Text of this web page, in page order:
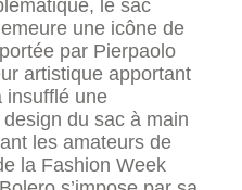
le sac
une icône de
par Pierpaolo
artistique apportant
insufflé une
du sac à main
les amateurs de
la Fashion Week